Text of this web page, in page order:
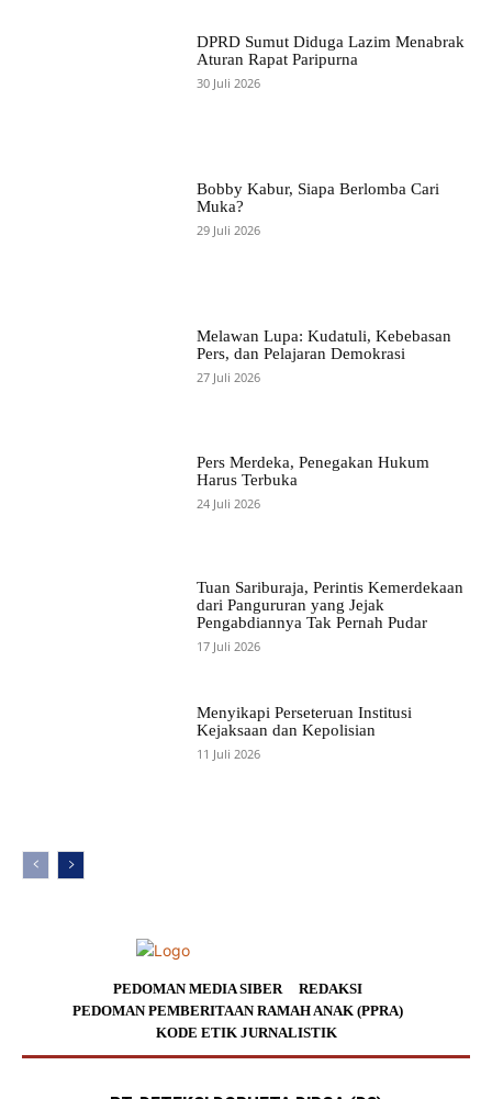
DPRD Sumut Diduga Lazim Menabrak
Aturan Rapat Paripurna
30 Juli 2026
Bobby Kabur, Siapa Berlomba Cari
Muka?
29 Juli 2026
Melawan Lupa: Kudatuli, Kebebasan
Pers, dan Pelajaran Demokrasi
27 Juli 2026
Pers Merdeka, Penegakan Hukum
Harus Terbuka
24 Juli 2026
Tuan Sariburaja, Perintis Kemerdekaan
dari Pangururan yang Jejak
Pengabdiannya Tak Pernah Pudar
17 Juli 2026
Menyikapi Perseteruan Institusi
Kejaksaan dan Kepolisian
11 Juli 2026
PEDOMAN MEDIA SIBER
REDAKSI
PEDOMAN PEMBERITAAN RAMAH ANAK (PPRA)
KODE ETIK JURNALISTIK